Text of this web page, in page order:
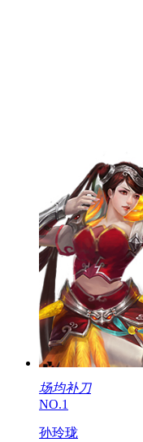
场均补刀
NO.1
孙玲珑